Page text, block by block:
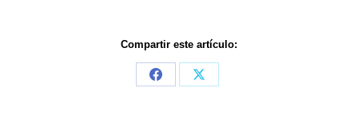
Compartir este artículo:
Share
Share